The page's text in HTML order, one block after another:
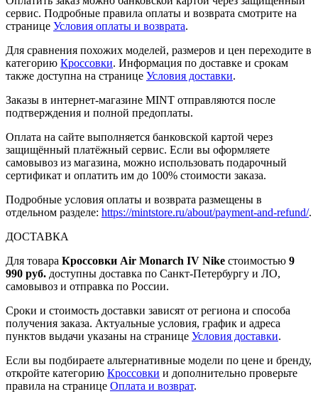
сервис. Подробные правила оплаты и возврата смотрите на
странице Условия оплаты и возврата.
Для сравнения похожих моделей, размеров и цен переходите в
категорию Кроссовки. Информация по доставке и срокам
также доступна на странице Условия доставки.
Заказы в интернет-магазине MINT отправляются после
подтверждения и полной предоплаты.
Оплата на сайте выполняется банковской картой через
защищённый платёжный сервис. Если вы оформляете
самовывоз из магазина, можно использовать подарочный
сертификат и оплатить им до 100% стоимости заказа.
Подробные условия оплаты и возврата размещены в
отдельном разделе: https://mintstore.ru/about/payment-and-refund/.
ДОСТАВКА
Для товара Кроссовки Air Monarch IV Nike стоимостью 9
990 руб. доступны доставка по Санкт-Петербургу и ЛО,
самовывоз и отправка по России.
Сроки и стоимость доставки зависят от региона и способа
получения заказа. Актуальные условия, график и адреса
пунктов выдачи указаны на странице Условия доставки.
Если вы подбираете альтернативные модели по цене и бренду,
откройте категорию Кроссовки и дополнительно проверьте
правила на странице Оплата и возврат.